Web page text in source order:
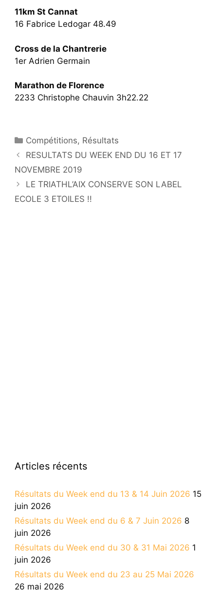
11km St Cannat
16 Fabrice Ledogar 48.49
Cross de la Chantrerie
1er Adrien Germain
Marathon de Florence
2233 Christophe Chauvin 3h22.22
Catégories
Compétitions, Résultats
RESULTATS DU WEEK END DU 16 ET 17
NOVEMBRE 2019
LE TRIATHL’AIX CONSERVE SON LABEL
ECOLE 3 ETOILES !!
Articles récents
Résultats du Week end du 13 & 14 Juin 2026 15
juin 2026
Résultats du Week end du 6 & 7 Juin 2026 8
juin 2026
Résultats du Week end du 30 & 31 Mai 2026 1
juin 2026
Résultats du Week end du 23 au 25 Mai 2026
26 mai 2026